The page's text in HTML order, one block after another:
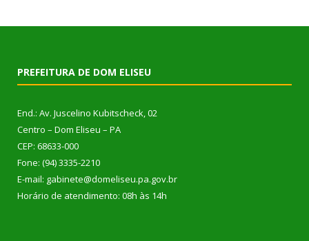
PREFEITURA DE DOM ELISEU
End.: Av. Juscelino Kubitscheck, 02
Centro – Dom Eliseu – PA
CEP: 68633-000
Fone: (94) 3335-2210
E-mail: gabinete@domeliseu.pa.gov.br
Horário de atendimento: 08h às 14h